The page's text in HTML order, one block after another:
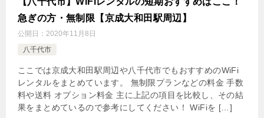
急ぎの方・無制限【京成大和田駅周辺】
公開日： 2020年11月8日
八千代市
ここでは京成大和田駅周辺や八千代市でもおすすめのWiFi
レンタルをまとめています。 無制限プランなどの料金 手数
料や送料 オプション料金 主に上記の項目を比較し、その結
果をまとめているので参考にしてください！ WiFiを […]